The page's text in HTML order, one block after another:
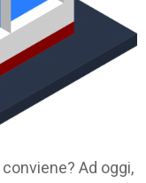
conviene? Ad oggi,